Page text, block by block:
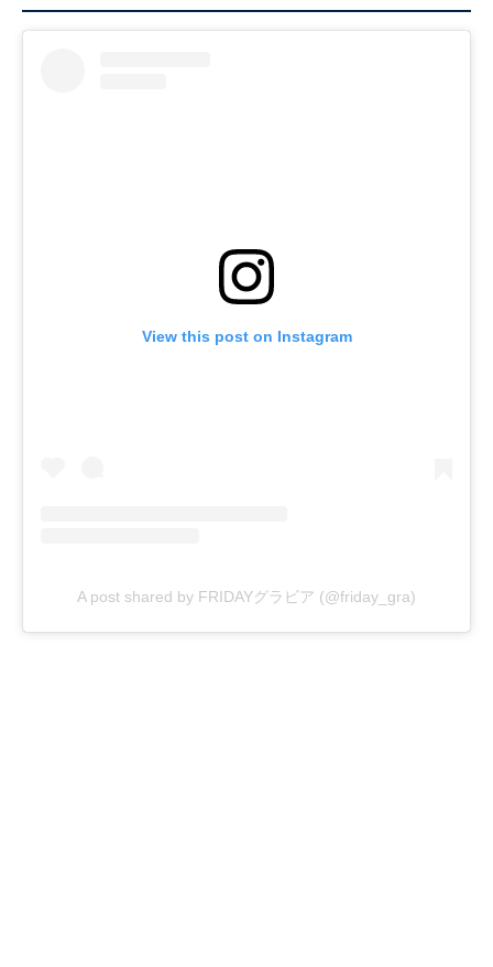
View this post on Instagram
A post shared by FRIDAYグラビア (@friday_gra)